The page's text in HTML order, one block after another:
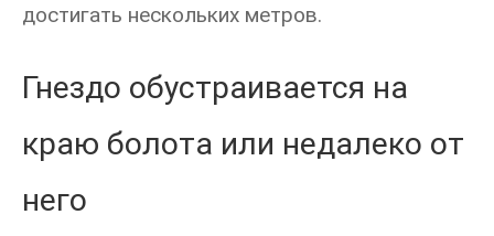
достигать нескольких метров.
Гнездо обустраивается на
краю болота или недалеко от
него